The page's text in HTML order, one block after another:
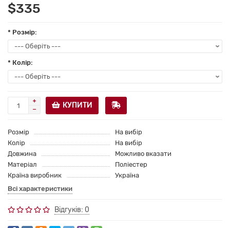
$335
* Розмір:
* Колір:
КУПИТИ
Розмір
На вибір
Колір
На вибір
Довжина
Можливо вказати
Матеріал
Поліестер
Країна виробник
Україна
Всі характеристики
Відгуків: 0